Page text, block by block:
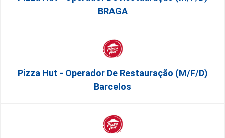
BRAGA
Pizza Hut - Operador De Restauração (m/f/d)
Barcelos